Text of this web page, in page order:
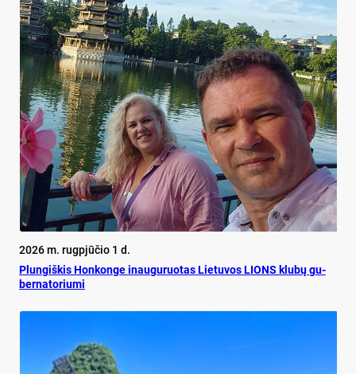
2026 m. rugpjūčio 1 d.
Plun­giš­kis Hon­kon­ge inau­gu­ruo­tas Lie­tu­vos LIONS klu­bų gu­
ber­na­to­riu­mi